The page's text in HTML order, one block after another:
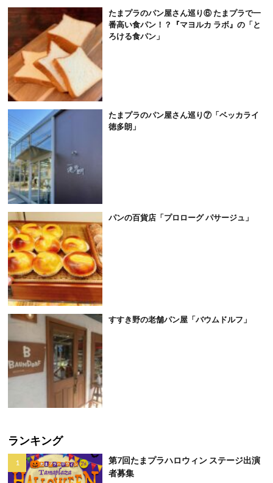
たまプラのパン屋さん巡り⑥ たまプラで一
番高い食パン！？『マヨルカ ラボ』の「と
ろける食パン」
たまプラのパン屋さん巡り⑦「ベッカライ
徳多朗」
パンの百貨店「プロローグ パサージュ」
すすき野の老舗パン屋「バウムドルフ」
ランキング
第7回たまプラハロウィン ステージ出演
者募集